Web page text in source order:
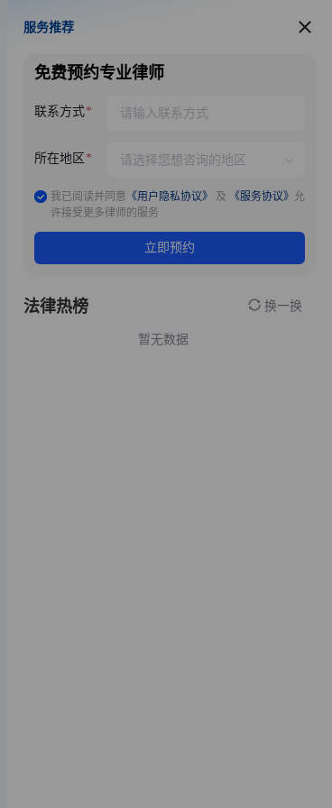
服务推荐
服务推荐
免费预约专业律师
联系方式
所在地区
我已阅读并同意 《用户隐私协议》 及 《服务协议》 允
许接受更多律师的服务
立即预约
法律热榜 换一换
暂无数据